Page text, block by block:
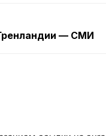
— СМИ